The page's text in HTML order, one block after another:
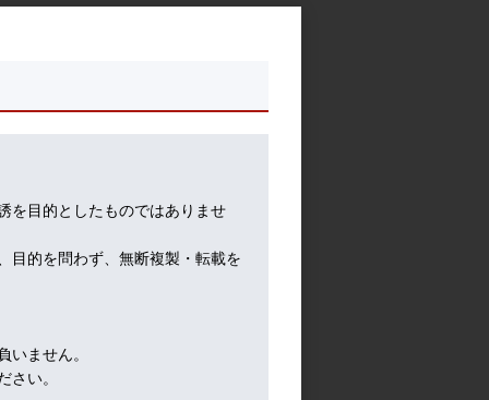
を目的としたものではありませ
目的を問わず、無断複製・転載を
ません。
い。